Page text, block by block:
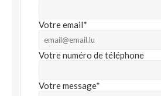
Votre email*
Votre numéro de téléphone
Votre message*